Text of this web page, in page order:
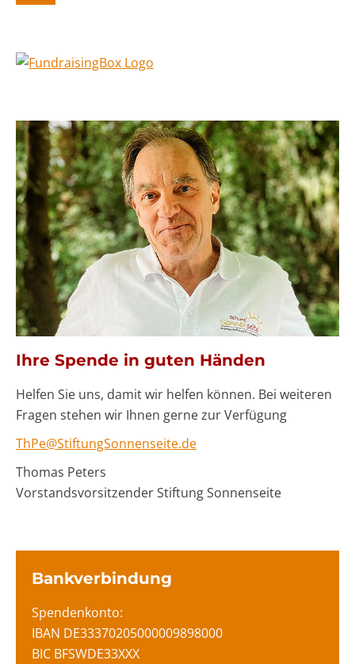
Ihre Spende in guten Händen
Helfen Sie uns, damit wir helfen können. Bei weiteren
Fragen stehen wir Ihnen gerne zur Verfügung
ThPe@StiftungSonnenseite.de
Thomas Peters
Vorstandsvorsitzender Stiftung Sonnenseite
Bankverbindung
Spendenkonto:
IBAN DE33370205000009898000
BIC BFSWDE33XXX